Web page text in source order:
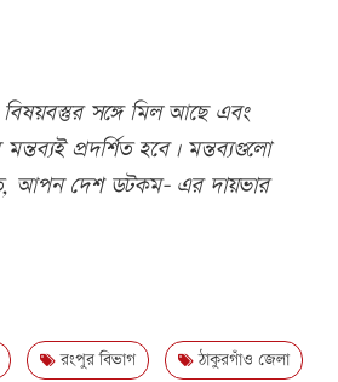
সঙ্গে মিল আছে এবং
প্রদর্শিত হবে। মন্তব্যগুলো
আপন দেশ ডটকম- এর দায়ভার
রংপুর বিভাগ
ঠাকুরগাঁও জেলা